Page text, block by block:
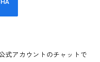
式アカウントのチャットで